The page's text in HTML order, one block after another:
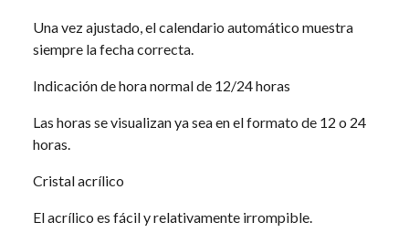
Una vez ajustado, el calendario automático muestra
siempre la fecha correcta.
Indicación de hora normal de 12/24 horas
Las horas se visualizan ya sea en el formato de 12 o 24
horas.
Cristal acrílico
El acrílico es fácil y relativamente irrompible.